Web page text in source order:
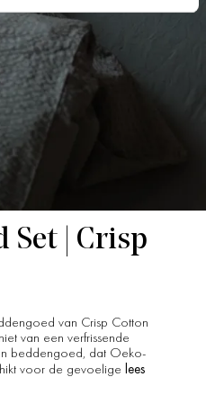
Set | Crisp
van Crisp Cotton
van een verfrissende
beddengoed, dat Oeko-
voor de gevoelige lees